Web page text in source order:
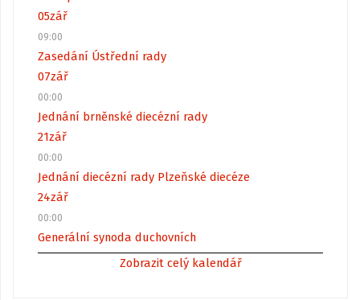
05zář
09:00
Zasedání Ústřední rady
07zář
00:00
Jednání brněnské diecézní rady
21zář
00:00
Jednání diecézní rady Plzeňské diecéze
24zář
00:00
Generální synoda duchovních
Zobrazit celý kalendář